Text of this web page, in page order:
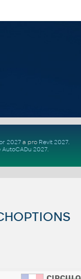
2027a pro Revit 2027.
2027.